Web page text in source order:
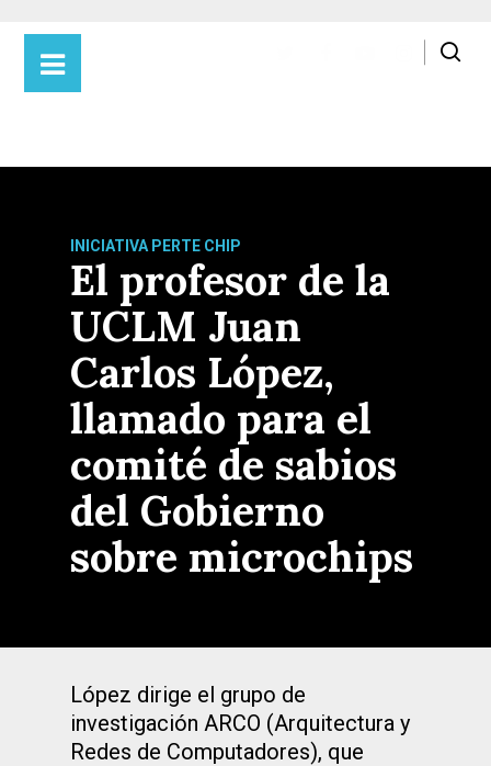
INICIATIVA PERTE CHIP
El profesor de la
UCLM Juan
Carlos López,
llamado para el
comité de sabios
del Gobierno
sobre microchips
López dirige el grupo de
investigación ARCO (Arquitectura y
Redes de Computadores), que